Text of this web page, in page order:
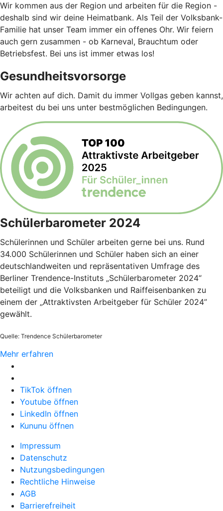
Wir kommen aus der Region und arbeiten für die Region -
deshalb sind wir deine Heimatbank. Als Teil der Volksbank-
Familie hat unser Team immer ein offenes Ohr. Wir feiern
auch gern zusammen - ob Karneval, Brauchtum oder
Betriebsfest. Bei uns ist immer etwas los!
Gesundheitsvorsorge
Wir achten auf dich. Damit du immer Vollgas geben kannst,
arbeitest du bei uns unter bestmöglichen Bedingungen.
Schülerbarometer 2024
Schülerinnen und Schüler arbeiten gerne bei uns. Rund
34.000 Schülerinnen und Schüler haben sich an einer
deutschlandweiten und repräsentativen Umfrage des
Berliner Trendence-Instituts „Schülerbarometer 2024“
beteiligt und die Volksbanken und Raiffeisenbanken zu
einem der „Attraktivsten Arbeitgeber für Schüler 2024”
gewählt.
Quelle: Trendence Schülerbarometer
Mehr erfahren
TikTok öffnen
Youtube öffnen
LinkedIn öffnen
Kununu öffnen
Impressum
Datenschutz
Nutzungsbedingungen
Rechtliche Hinweise
AGB
Barrierefreiheit